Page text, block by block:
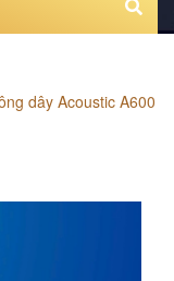
dây Acoustic A600